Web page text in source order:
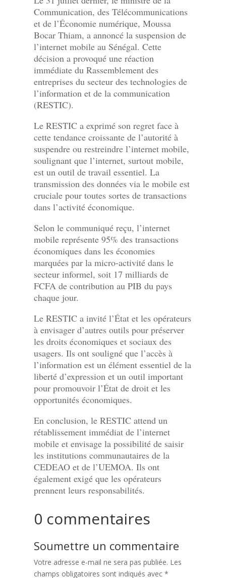
Communication, des Télécommunications
et de l’Économie numérique, Moussa
Bocar Thiam, a annoncé la suspension de
l’internet mobile au Sénégal. Cette
décision a provoqué une réaction
immédiate du Rassemblement des
entreprises du secteur des technologies de
l’information et de la communication
(RESTIC).
Le RESTIC a exprimé son regret face à
cette tendance croissante de l’autorité à
suspendre ou restreindre l’internet mobile,
soulignant que l’internet, surtout mobile,
est un outil de travail essentiel. La
transmission des données via le mobile est
cruciale pour toutes sortes de transactions
dans l’activité économique.
Selon le communiqué reçu, l’internet
mobile représente 95% des transactions
économiques dans les économies
marquées par la micro-activité dans le
secteur informel, soit 17 milliards de
FCFA de contribution au PIB du pays
chaque jour.
Le RESTIC a invité l’État et les opérateurs
à envisager d’autres outils pour préserver
les droits économiques et sociaux des
usagers. Ils ont souligné que l’accès à
l’information est un élément essentiel de la
liberté d’expression et un outil important
pour promouvoir l’État de droit et les
opportunités économiques.
En conclusion, le RESTIC attend un
rétablissement immédiat de l’internet
mobile et envisage la possibilité de saisir
les institutions communautaires de la
CEDEAO et de l’UEMOA. Ils ont
également exigé que les opérateurs
prennent leurs responsabilités.
0 commentaires
Soumettre un commentaire
Votre adresse e-mail ne sera pas publiée. Les
champs obligatoires sont indiqués avec*